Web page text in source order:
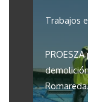
Trabajos